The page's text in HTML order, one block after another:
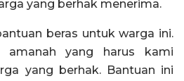
yang berhak menerima.
beras untuk warga ini.
amanah yang harus kami
yang berhak. Bantuan ini